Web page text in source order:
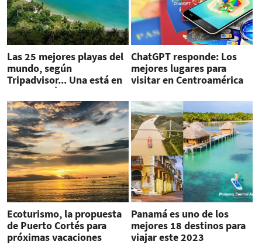
Las 25 mejores playas del
mundo, según
Tripadvisor... Una está en
Centroamérica
ChatGPT responde: Los
mejores lugares para
visitar en Centroamérica
Ecoturismo, la propuesta
de Puerto Cortés para
próximas vacaciones
Panamá es uno de los
mejores 18 destinos para
viajar este 2023